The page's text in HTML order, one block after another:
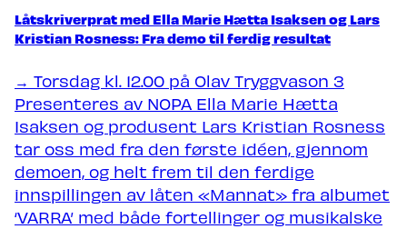
Låtskriverprat med Ella Marie Hætta Isaksen og Lars
Kristian Rosness: Fra demo til ferdig resultat
→ Torsdag kl. 12.00 på Olav Tryggvason 3
Presenteres av NOPA Ella Marie Hætta
Isaksen og produsent Lars Kristian Rosness
tar oss med fra den første idéen, gjennom
demoen, og helt frem til den ferdige
innspillingen av låten «Mannat» fra albumet
‘VARRA’ med både fortellinger og musikalske